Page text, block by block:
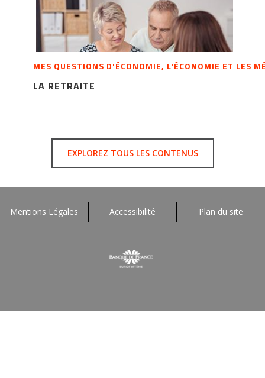
MES QUESTIONS D'ÉCONOMIE, L'ÉCONOMIE ET LES
LA RETRAITE
EXPLOREZ TOUS LES CONTENUS
Mentions Légales Accessibilité Plan du site